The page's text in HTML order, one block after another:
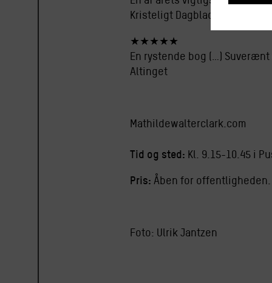
Kristeligt Dagblad
★★★★★
En rystende bog (…)
Altinget
Mathildewalterclark.com
Tid og sted: Kl. 9.15-10.45 i
Pris: Åben for
Foto: Ulrik Jantzen